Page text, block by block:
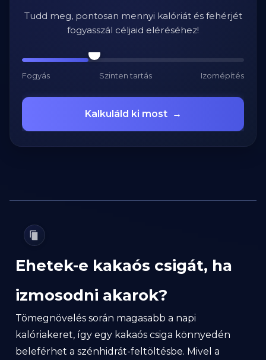
Tudd meg, pontosan mennyi kalóriát és fehérjét
fogyasszál céljaid eléréséhez!
Fogyás Szinten tartás Izomépítés
Kalkuláld ki most →
Ehetek-e kakaós csigát, ha
izmosodni akarok?
Tömegnövelés során magasabb a napi
kalóriakeret, így egy kakaós csiga könnyedén
beleférhet a szénhidrát-feltöltésbe. Mivel a